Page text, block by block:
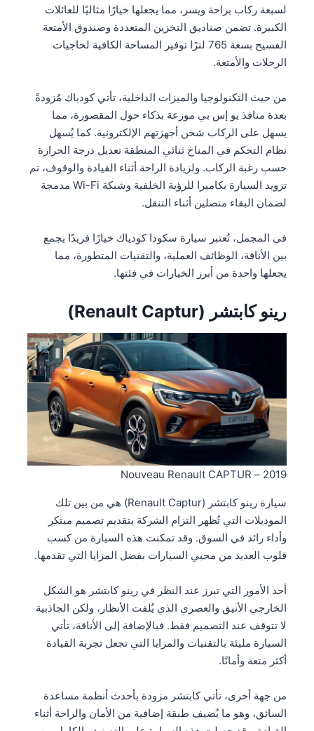
لسبعة ركاب براحة ويسر، مما يجعلها خيارًا مثاليًا للعائلات
الكبيرة. تضمن صناديق التخزين المتعددة وصندوق الأمتعة
الفسيح بسعة 765 لترًا توفير المساحة الكافية لحاجيات
الرحلات والأمتعة.
من حيث التكنولوجيا والميزات الداخلية، تأتي كودياك مُزودةً
بعدة منافذ يو إس بي موزعة بذكاء حول المقصورة، مما
يسهل على الركاب شحن أجهزتهم الإلكترونية. كما يُسهل
نظام التحكم في المناخ ثنائي المنطقة تعديل درجة الحرارة
حسب رغبة الركاب. ولزيادة الراحة أثناء القيادة والوقوف، تم
تزويد السيارة بكاميرا للرؤية الخلفية وشبكة Wi-Fi مدمجة
لضمان البقاء متصلين أثناء التنقل.
في المجمل، تُعتبر سيارة سكودا كودياك خيارًا فريدًا يجمع
بين الأناقة، الوظائف العملية، والتقنيات المتطورة، مما
يجعلها واحدة من أبرز الخيارات في فئتها.
رينو كابتشر (Renault Captur)
2019 – Nouveau Renault CAPTUR
سيارة رينو كابتشر (Renault Captur) هي من بين تلك
الموديلات التي تُظهر التزام الشركة بتقديم تصميم مبتكر
وأداء رائد في السوق. وقد تمكنت هذه السيارة من كسب
قلوب العديد من محبي السيارات بفضل المزايا التي تقدمها.
أحد الأمور التي تبرز عند النظر في رينو كابتشر هو الشكل
الخارجي الأنيق والعصري الذي يُلفت الأنظار، ولكن الجاذبية
لا تتوقف عند التصميم فقط. فبالإضافة إلى الأناقة، تأتي
السيارة مليئة بالتقنيات والمزايا التي تجعل تجربة القيادة
أكثر متعة وأمانًا.
من جهة أخرى، تأتي كابتشر مزودة بأحدث أنظمة مساعدة
السائق، وهو ما يُضيف طبقة إضافية من الأمان والراحة أثناء